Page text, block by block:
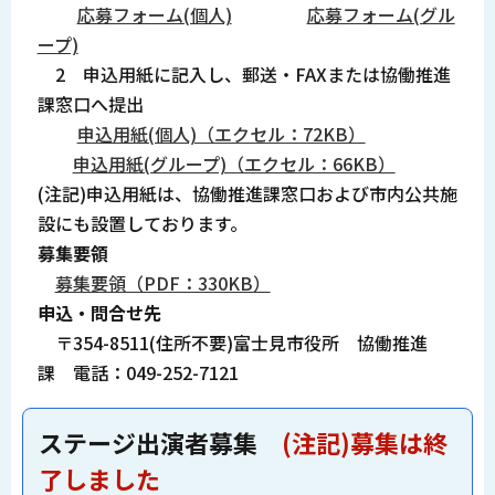
応募フォーム(個人)
応募フォーム(グル
ープ)
2 申込用紙に記入し、郵送・FAXまたは協働推進
課窓口へ提出
申込用紙(個人)（エクセル：72KB）
申込用紙(グループ)（エクセル：66KB）
(注記)申込用紙は、協働推進課窓口および市内公共施
設にも設置しております。
募集要領
募集要領（PDF：330KB）
申込・問合せ先
〒354-8511(住所不要)富士見市役所 協働推進
課 電話：049-252-7121
ステージ出演者募集 (注記)募集は終
了しました